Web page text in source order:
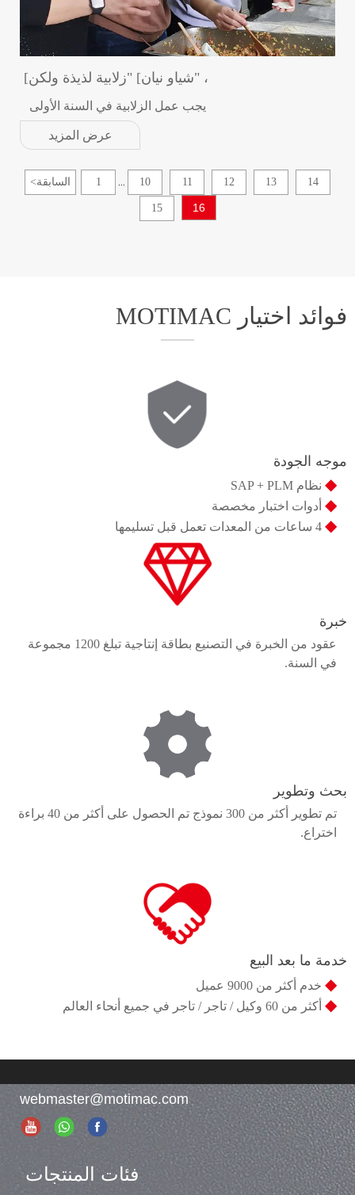
[شياو نيان] "زلابية لذيذة ولكن" ،
يجب عمل الزلابية في السنة الأولى
عرض المزيد
<السابقة 1 10 11 12 13 14
15 16
فوائد اختيار MOTIMAC
موجه الجودة
◆نظام SAP + PLM
◆أدوات اختبار مخصصة
◆4 ساعات من المعدات تعمل قبل تسليمها
خبرة
عقود من الخبرة في التصنيع بطاقة إنتاجية تبلغ 1200 مجموعة
في السنة.
بحث وتطوير
تم تطوير أكثر من 300 نموذج تم الحصول على أكثر من 40 براءة
اختراع.
خدمة ما بعد البيع
◆خدم أكثر من 9000 عميل
◆أكثر من 60 وكيل / تاجر / تاجر في جميع أنحاء العالم
webmaster@motimac.com
فئات المنتجات